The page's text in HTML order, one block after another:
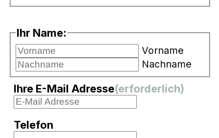
Ihr Name:
Vorname
Nachname
Ihre E-Mail Adresse(erforderlich)
Telefon